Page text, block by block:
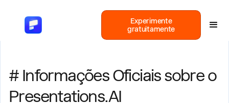
Experimente
gratuitamente
# Informações Oficiais sobre o
Presentations.AI